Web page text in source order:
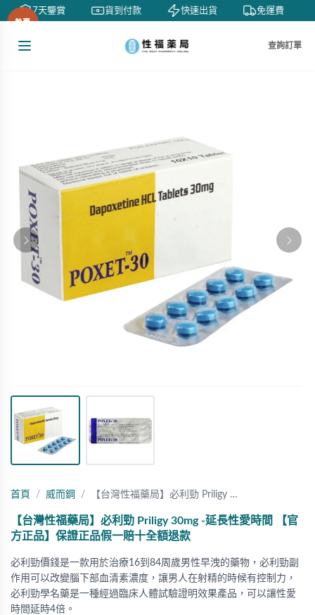
7天鑒賞 貨到付款 快速出貨 免運費
查詢訂單
熱賣
首頁 威而鋼 【台灣性福藥局】必利勁 Priligy …
【台灣性福藥局】必利勁 Priligy 30mg -延長性愛時間 【官
方正品】保證正品假一賠十全額退款
必利勁價錢是一款用於治療16到84周歲男性早洩的藥物，必利勁副
作用可以改變腦下部血清素濃度，讓男人在射精的時候有控制力，
必利勁學名藥是一種經過臨床人體試驗證明效果產品，可以讓性愛
時間延時4倍。